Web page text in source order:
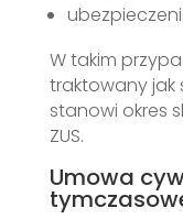
W takim
traktowany jak
stanowi okres
ZUS.
Umowa